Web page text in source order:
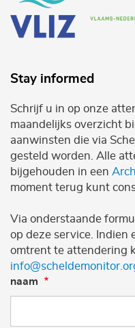
Stay informed
Schrijf u in op onze
maandelijks overzicht
aanwinsten die via
gesteld worden. Alle
bijgehouden in een
moment terug kunt
Via onderstaande
op deze service. Indien
omtrent te attendering
naam